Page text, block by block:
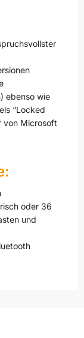
ebenso wie
“Locked
von Microsoft
oder 36
und